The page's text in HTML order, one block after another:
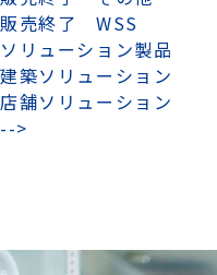
販売終了 WSS
ソリューション製品
建築ソリューション
店舗ソリューション
-->